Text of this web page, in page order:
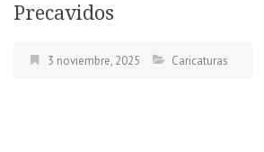
Precavidos
3 noviembre, 2025 Caricaturas